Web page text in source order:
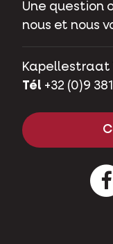
Une question
nous et nous
Kapellestraat
Tél +32 (0)9